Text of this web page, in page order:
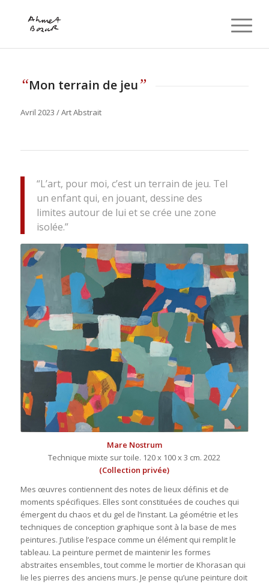
“Mon terrain de jeu”
Avril 2023 / Art Abstrait
“L’art, pour moi, c’est un terrain de jeu. Tel
un enfant qui, en jouant, dessine des
limites autour de lui et se crée une zone
isolée.”
Mare Nostrum
Technique mixte sur toile. 120 x 100 x 3 cm. 2022
(Collection privée)
Mes œuvres contiennent des notes de lieux définis et de
moments spécifiques. Elles sont constituées de couches qui
émergent du chaos et du gel de l’instant. La géométrie et les
techniques de conception graphique sont à la base de mes
peintures. J’utilise l’espace comme un élément qui remplit le
tableau. La peinture permet de maintenir les formes
abstraites ensembles, tout comme le mortier de Khorasan qui
lie les pierres des anciens murs. Je pense qu’une peinture doit